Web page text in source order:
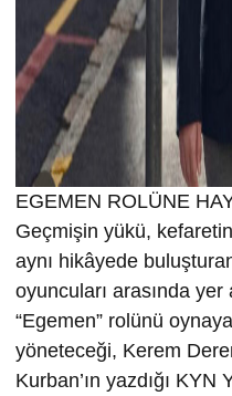
EGEMEN ROLÜNE
Geçmişin yükü,
aynı hikâyede
oyuncuları arasında
“Egemen” rolünü
yöneteceği, Kerem
Kurban’ın yazdığı KYN